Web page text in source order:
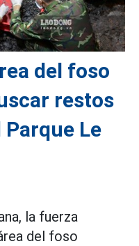
del foso
restos
Le
la fuerza
del foso